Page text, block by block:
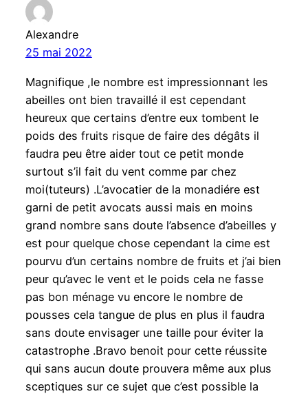
Alexandre
25 mai 2022
Magnifique ,le nombre est impressionnant les
abeilles ont bien travaillé il est cependant
heureux que certains d’entre eux tombent le
poids des fruits risque de faire des dégâts il
faudra peu être aider tout ce petit monde
surtout s’il fait du vent comme par chez
moi(tuteurs) .L’avocatier de la monadiére est
garni de petit avocats aussi mais en moins
grand nombre sans doute l’absence d’abeilles y
est pour quelque chose cependant la cime est
pourvu d’un certains nombre de fruits et j’ai bien
peur qu’avec le vent et le poids cela ne fasse
pas bon ménage vu encore le nombre de
pousses cela tangue de plus en plus il faudra
sans doute envisager une taille pour éviter la
catastrophe .Bravo benoit pour cette réussite
qui sans aucun doute prouvera même aux plus
sceptiques sur ce sujet que c’est possible la